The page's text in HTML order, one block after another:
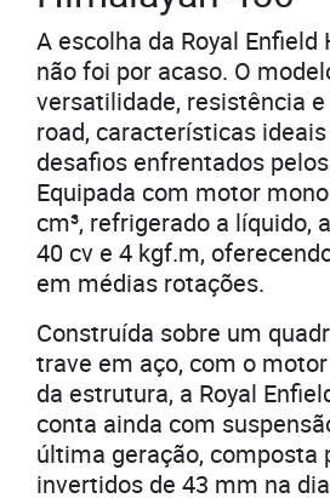
A escolha da Royal Enfield
não foi por acaso. O
versatilidade, resistência
road, características
desafios enfrentados
Equipada com motor
cm³, refrigerado a líquido,
40 cv e 4 kgf.m,
em médias rotações.
Construída sobre um
trave em aço, com o
da estrutura, a Royal
conta ainda com
última geração, composta
invertidos de 43 mm na